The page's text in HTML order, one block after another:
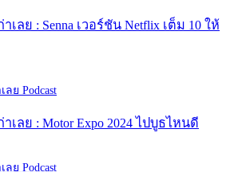
าเลย : Senna เวอร์ชัน Netflix เต็ม 10 ให้
ลย Podcast
าเลย : Motor Expo 2024 ไปบูธไหนดี
ลย Podcast